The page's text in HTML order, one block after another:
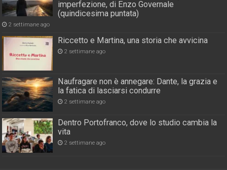
imperfezione, di Enzo Governale
(quindicesima puntata)
2 settimane ago
Riccetto e Martina, una storia che avvicina
2 settimane ago
Naufragare non è annegare: Dante, la grazia e
la fatica di lasciarsi condurre
2 settimane ago
Dentro Portofranco, dove lo studio cambia la
vita
2 settimane ago